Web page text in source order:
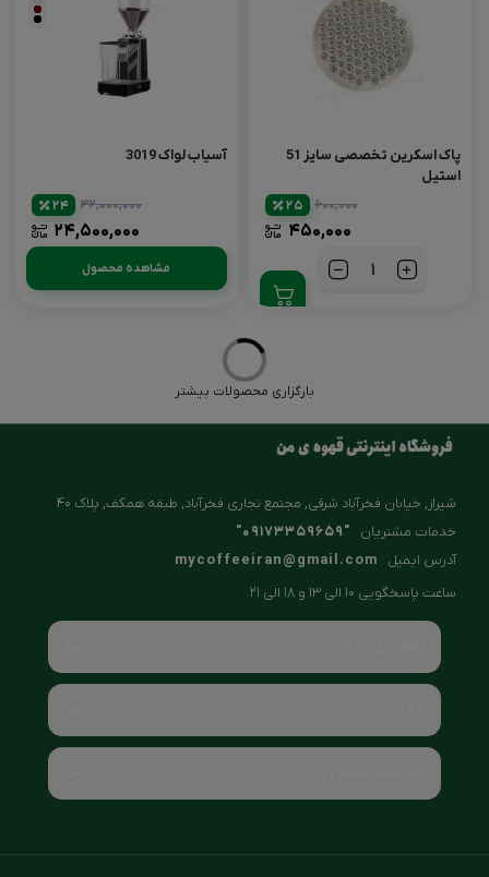
پاک اسکرین تخصصی سایز 51
استیل
۶۰۰,۰۰۰
۴۵۰,۰۰۰
25
تعداد
آسیاب لواک 3019
۳۲,۰۰۰,۰۰۰
۲۴,۵۰۰,۰۰۰
24
مشاهده محصول
بارگزاری محصولات بیشتر
شیراز, خیابان فخرآباد شرقی, مجتمع تجاری فخرآباد, طبقه همکف, پلاک ۴۰
خدمات مشتریان
"09173359659"
آدرس ایمیل
mycoffeeiran@gmail.com
ساعت پاسخگویی 10 الی 13 و 18 الی 21